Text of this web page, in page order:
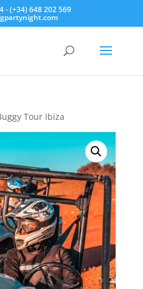
- (+34) 648 202 569
Tour Ibiza